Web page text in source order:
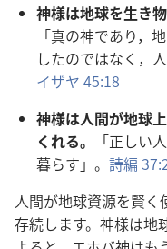
神様は地球を生き物
「真の神であり， 地
したのではなく， 人
イザヤ 45:18
神様は人間が地球 上
くれる。
「正しい人
暮らす」。 詩編
人間が地球資源を賢く
存続します。 神様は地